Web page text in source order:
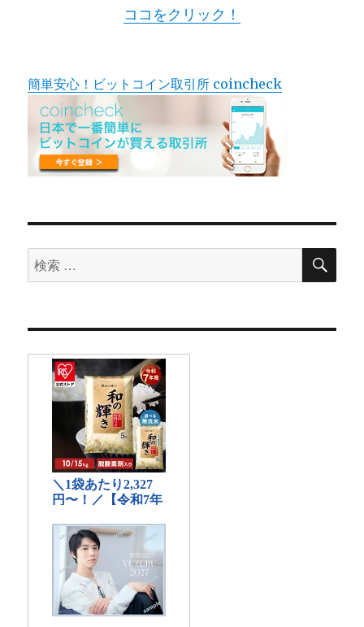
ココをクリック！
簡単安心！ビットコイン取引所 coincheck
検
索
象:
検